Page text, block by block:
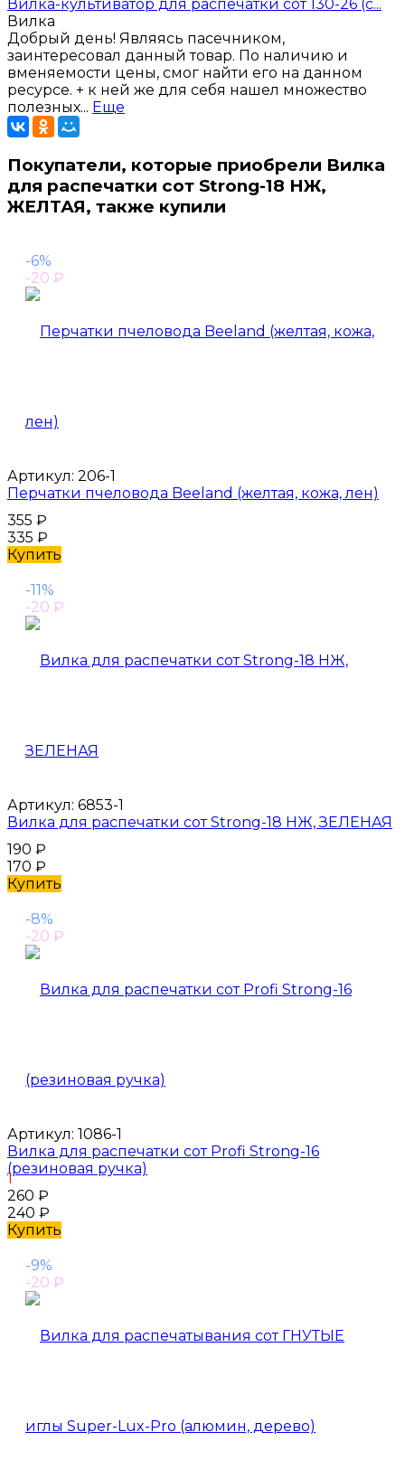
Вилка-культиватор для распечатки сот 130-26 (с...
Вилка
Добрый день! Являясь пасечником,
заинтересовал данный товар. По наличию и
вменяемости цены, смог найти его на данном
ресурсе. + к ней же для себя нашел множество
полезных... Еще
Покупатели, которые приобрели Вилка
для распечатки сот Strong-18 НЖ,
ЖЕЛТАЯ, также купили
-6%
-20 ₽
Артикул: 206-1
Перчатки пчеловода Beeland (желтая, кожа, лен)
355 ₽
335 ₽
Купить
-11%
-20 ₽
Артикул: 6853-1
Вилка для распечатки сот Strong-18 НЖ, ЗЕЛЕНАЯ
190 ₽
170 ₽
Купить
-8%
-20 ₽
Артикул: 1086-1
Вилка для распечатки сот Profi Strong-16
(резиновая ручка)
1
260 ₽
240 ₽
Купить
-9%
-20 ₽